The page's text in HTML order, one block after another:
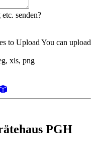
senden?
to Upload You can upload
xls, png
PGH